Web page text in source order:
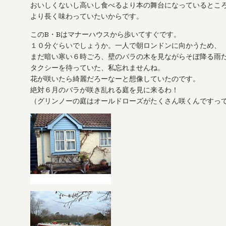
おいしくないし高いし食べるより本の舞台になっているとこ
より長く味わっていたいからです。
このB・Bはマナーハウスから歩いてすぐです。
１０分ぐらいでしょうか。一人で朝ロンドンに向かうため、
まだ暗い寒い６時ごろ、壁のバラの木を見ながらそぼ降る雨
タクシーを待っていた、私忘れませんね。
花が咲いたら綺麗だろーなーと想像していたのです。
絶対６月のバラが咲き乱れる庭を見に来るわ！
（グリンノーの庭はオールドローズがたくさん咲くんですっ